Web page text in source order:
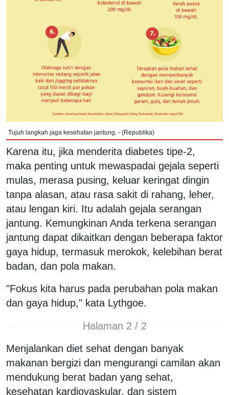
Tujuh langkah jaga kesehatan jantung. - (Republika)
Karena itu, jika menderita diabetes tipe-2,
maka penting untuk mewaspadai gejala seperti
mulas, merasa pusing, keluar keringat dingin
tanpa alasan, atau rasa sakit di rahang, leher,
atau lengan kiri. Itu adalah gejala serangan
jantung. Kemungkinan Anda terkena serangan
jantung dapat dikaitkan dengan beberapa faktor
gaya hidup, termasuk merokok, kelebihan berat
badan, dan pola makan.
"Fokus kita harus pada perubahan pola makan
dan gaya hidup," kata Lythgoe.
Halaman 2 / 2
Menjalankan diet sehat dengan banyak
makanan bergizi dan mengurangi camilan akan
mendukung berat badan yang sehat,
kesehatan kardiovaskular, dan sistem